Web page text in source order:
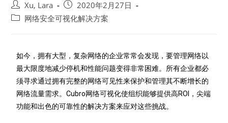
Xu, Lara
2020年2月27日
网络安全可视化解决方案
如今，拥有大型，复杂网络的企业常常会发现，要管理网络以
最大限度地减少停机和性能问题变得非常困难。所有企业都必
须寻求通过拥有完整的网络可见性来保护和管理其不断增长的
网络流量需求。Cubro网络可视化使组织能够提供高ROI，尖端
功能和出色的可靠性的解决方案来应对这些挑战。